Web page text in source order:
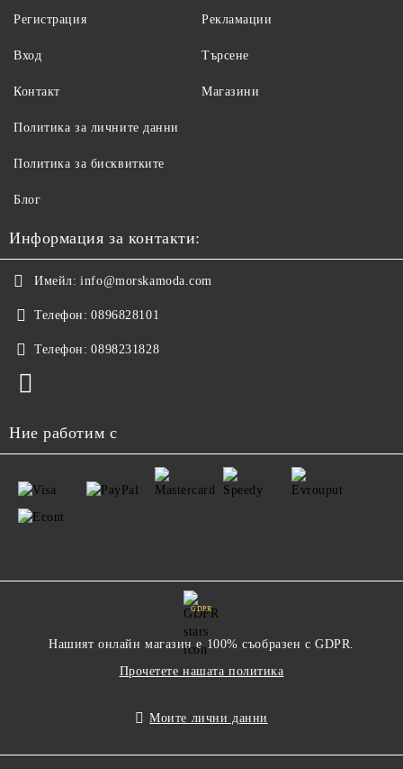
Регистрация
Вход
Контакт
Рекламации
Търсене
Магазини
Политика за личните данни
Политика за бисквитките
Блог
Информация за контакти:
Имейл: info@morskamoda.com
Телефон: 0896828101
Телефон: 0898231828
Ние работим с
GDPR
Нашият онлайн магазин е 100% съобразен с GDPR.
Прочетете нашата политика
Моите лични данни